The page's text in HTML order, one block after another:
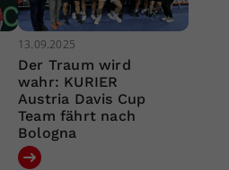
13.09.2025
Der Traum wird
wahr: KURIER
Austria Davis Cup
Team fährt nach
Bologna